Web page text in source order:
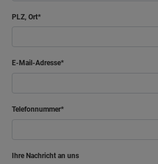
PLZ, Ort
E-Mail-Adresse
Telefonnummer
Ihre Nachricht an uns